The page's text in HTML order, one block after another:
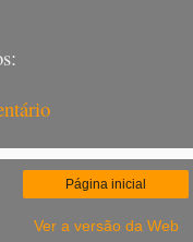
Página inicial
Ver a versão da Web